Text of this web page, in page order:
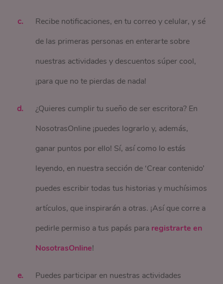
Recibe notificaciones, en tu correo y celular, y sé
de las primeras personas en enterarte sobre
nuestras actividades y descuentos súper cool,
¡para que no te pierdas de nada!
¿Quieres cumplir tu sueño de ser escritora? En
NosotrasOnline ¡puedes lograrlo y, además,
ganar puntos por ello! Sí, así como lo estás
leyendo, en nuestra sección de ‘Crear contenido’
puedes escribir todas tus historias y muchísimos
artículos, que inspirarán a otras. ¡Así que corre a
pedirle permiso a tus papás para registrarte en
NosotrasOnline!
Puedes participar en nuestras actividades